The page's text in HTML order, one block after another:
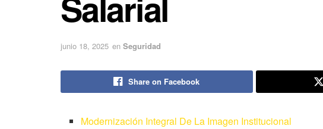
junio 18, 2025 en Seguridad
Share on Facebook
Modernización Integral De La Imagen Institucional